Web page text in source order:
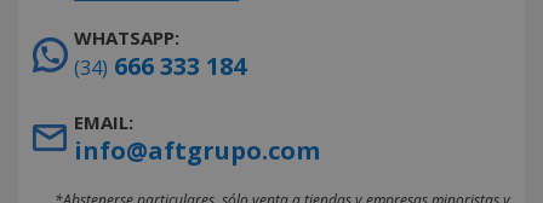
WHATSAPP:
(34) 666 333 184
EMAIL:
info@aftgrupo.com